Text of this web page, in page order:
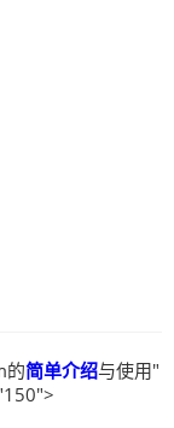
的简单介绍与使用"